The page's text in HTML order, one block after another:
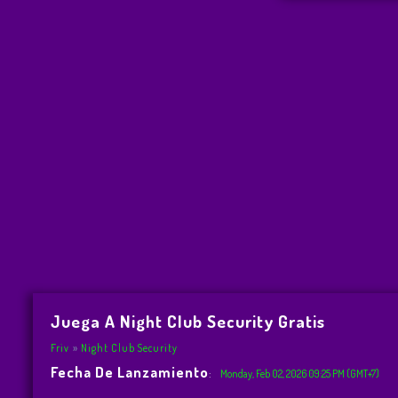
Juega A Night Club Security Gratis
Friv Night Club Security
Fecha De Lanzamiento: Monday, Feb 02, 2026 09:25 PM (GMT+7)